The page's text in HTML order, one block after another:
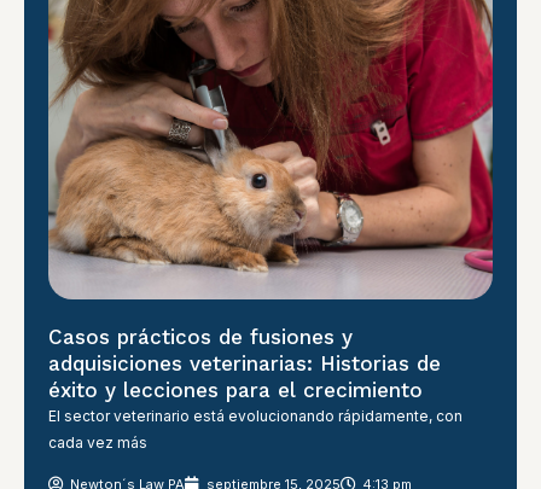
Casos prácticos de fusiones y
adquisiciones veterinarias: Historias de
éxito y lecciones para el crecimiento
El sector veterinario está evolucionando rápidamente, con
cada vez más
Newton´s Law PA septiembre 15, 2025 4:13 pm